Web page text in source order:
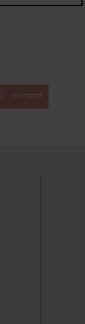
PINTEREST